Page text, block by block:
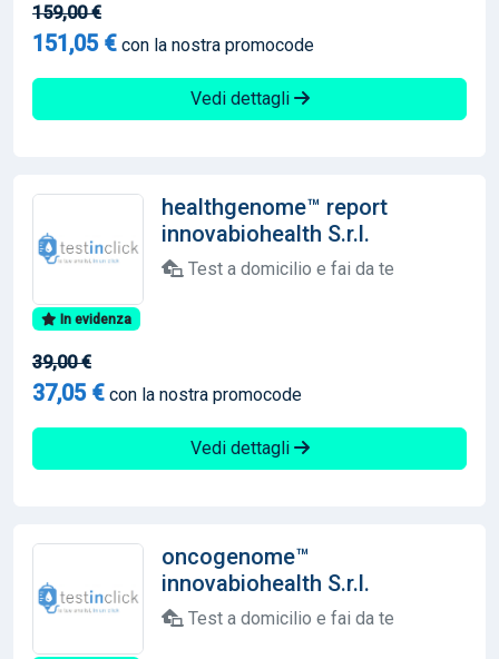
159,00 €
151,05 € con la nostra promocode
Vedi dettagli
healthgenome™ report
innovabiohealth S.r.l.
Test a domicilio e fai da te
In evidenza
39,00 €
37,05 € con la nostra promocode
Vedi dettagli
oncogenome™
innovabiohealth S.r.l.
Test a domicilio e fai da te